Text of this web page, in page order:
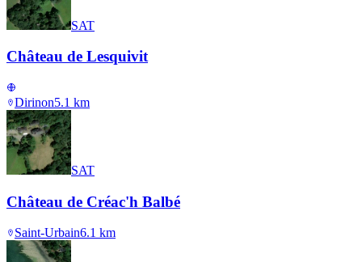
SAT
Château de Lesquivit
Dirinon5.1 km
SAT
Château de Créac'h Balbé
Saint-Urbain6.1 km